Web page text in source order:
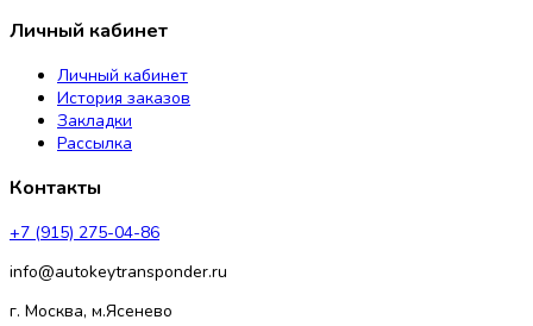
Личный кабинет
Личный кабинет
История заказов
Закладки
Рассылка
Контакты
+7 (915) 275-04-86
info@autokeytransponder.ru
г. Москва, м.Ясенево